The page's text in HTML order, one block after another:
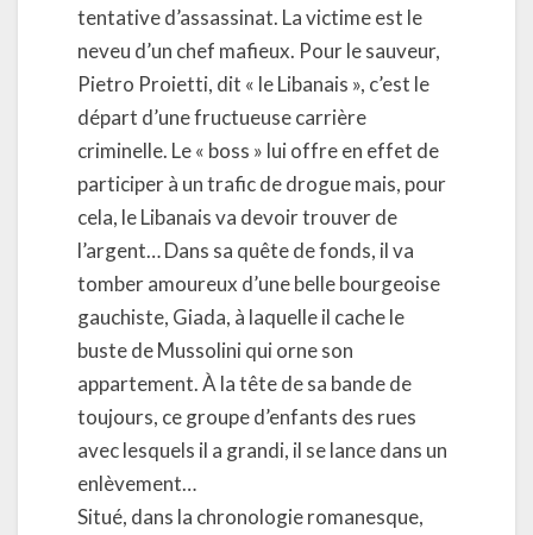
tentative d’assassinat. La victime est le
neveu d’un chef mafieux. Pour le sauveur,
Pietro Proietti, dit « le Libanais », c’est le
départ d’une fructueuse carrière
criminelle. Le « boss » lui offre en effet de
participer à un trafic de drogue mais, pour
cela, le Libanais va devoir trouver de
l’argent… Dans sa quête de fonds, il va
tomber amoureux d’une belle bourgeoise
gauchiste, Giada, à laquelle il cache le
buste de Mussolini qui orne son
appartement. À la tête de sa bande de
toujours, ce groupe d’enfants des rues
avec lesquels il a grandi, il se lance dans un
enlèvement…
Situé, dans la chronologie romanesque,